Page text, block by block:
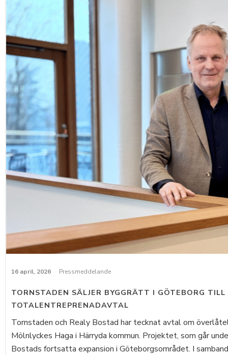
16 april, 2026 Pressmeddelande
TORNSTADEN SÄLJER BYGGRÄTT I GÖTEBORG
TOTALENTREPRENADAVTAL
Tornstaden och Realy Bostad har tecknat avtal om
Mölnlyckes Haga i Härryda kommun. Projektet, som går
Bostads fortsatta expansion i Göteborgsområdet. I